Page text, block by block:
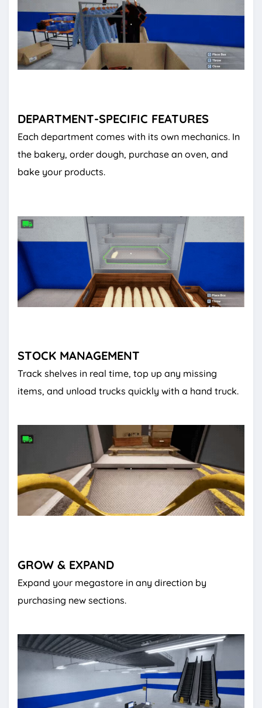
DEPARTMENT-SPECIFIC FEATURES
Each department comes with its own mechanics. In
the bakery, order dough, purchase an oven, and
bake your products.
STOCK MANAGEMENT
Track shelves in real time, top up any missing
items, and unload trucks quickly with a hand truck.
GROW & EXPAND
Expand your megastore in any direction by
purchasing new sections.